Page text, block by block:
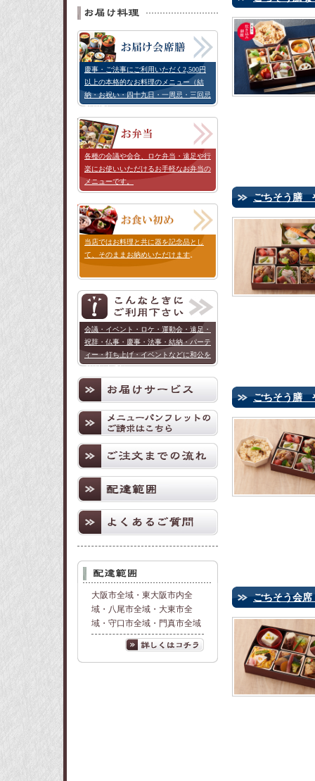
慶事・ご法事にご利用いただく2,500円
以上の本格的なお料理のメニュー（結
納・お祝い・四十九日・一周忌・三回忌
などに）
各種の会議や会合、ロケ弁当・遠足や行
楽にお使いいただけるお手軽なお弁当の
メニューです。
当店ではお料理と共に器を記念品とし
て、そのままお納めいただけます
会議・イベント・ロケ・運動会・遠足・
祝辞・仏事・慶事・法事・結納・パーテ
ィー・打ち上げ・イベントなどに和公を
お使い下さい。
大阪市全域・東大阪市内全
域・八尾市全域・大東市全
域・守口市全域・門真市全域
ごちそう膳
ごちそう膳
ごちそう会